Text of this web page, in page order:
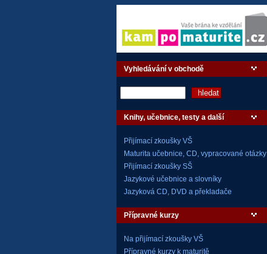
Vyhledávání v obchodě
Knihy, učebnice, testy a další
Přijímací zkoušky VŠ
Maturita učebnice, CD, vypracované otázky
Přijímací zkoušky SŠ
Jazykové učebnice a slovníky
Jazyková CD, DVD a překladače
Přípravné kurzy
Na přijímací zkoušky VŠ
Přípravné kurzy k maturitě